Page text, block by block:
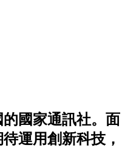
國家通訊社。面
運用創新科技，